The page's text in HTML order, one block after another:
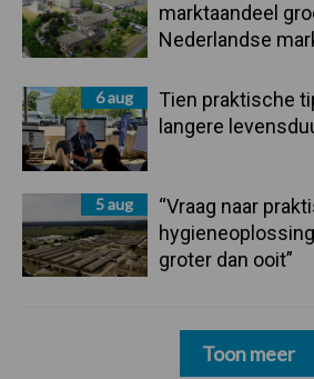
marktaandeel
Nederlandse
6 aug
Tien praktische
langere
5 aug
“Vraag naar
groter dan ooit”
Toon meer